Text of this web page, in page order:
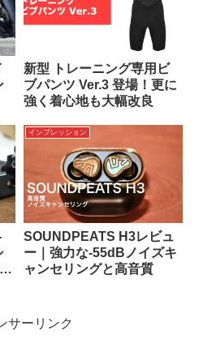
新型 トレーニング専用ビ
ブパンツ Ver.3 登場！更に
強く着心地も大幅改良
インプレッション
SOUNDPEATS H3レビュ
ー｜強力な-55dBノイズキ
ャンセリングと高音質
サーリンク